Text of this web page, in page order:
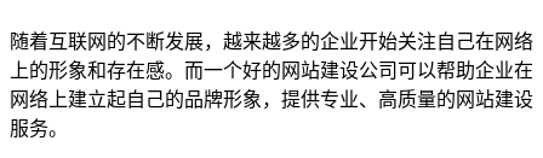
随着互联网的不断发展，越来越多的企业开始关注自己在网络
上的形象和存在感。而一个好的网站建设公司可以帮助企业在
网络上建立起自己的品牌形象，提供专业、高质量的网站建设
服务。